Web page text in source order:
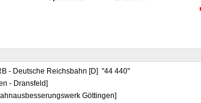
- Deutsche Reichsbahn [D] "44 440"
- Dransfeld]
Göttingen]